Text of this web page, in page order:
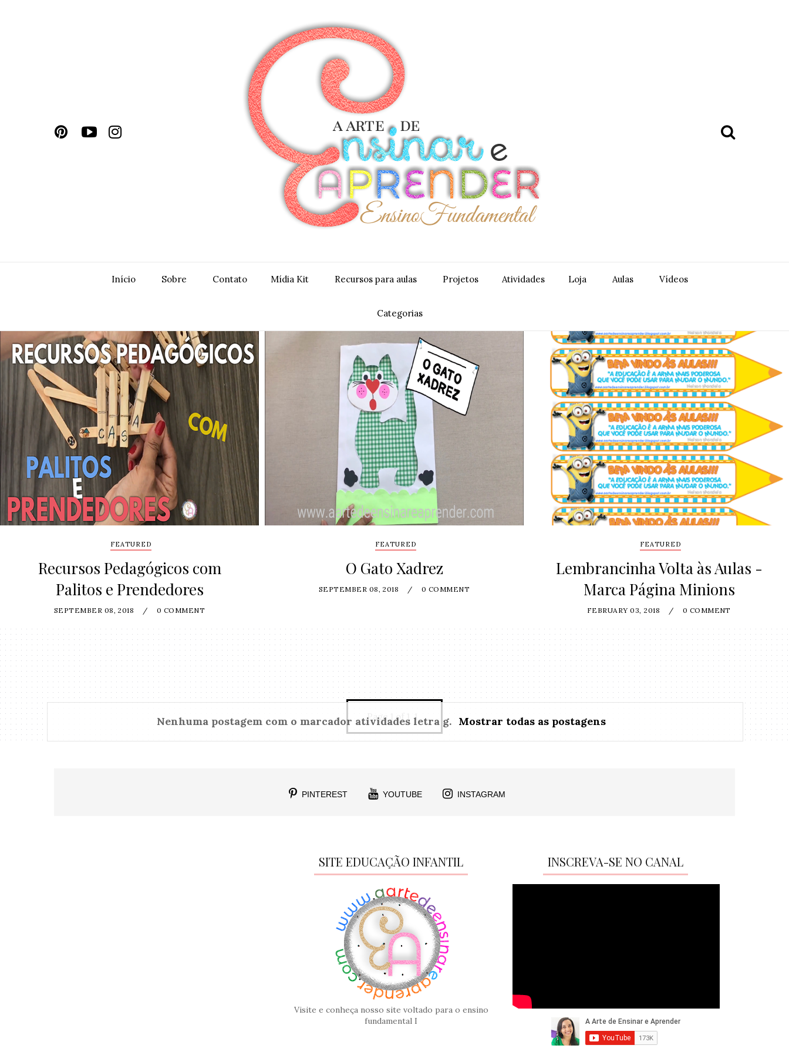
Início Sobre Contato Mídia Kit Recursos para aulas Projetos Atividades Loja Aulas Vídeos
Categorias
FEATURED
Recursos Pedagógicos com
Palitos e Prendedores
SEPTEMBER 08, 2018 / 0 COMMENT
FEATURED
O Gato Xadrez
SEPTEMBER 08, 2018 / 0 COMMENT
FEATURED
Lembrancinha Volta às Aulas -
Marca Página Minions
FEBRUARY 03, 2018 / 0 COMMENT
Nenhuma postagem com o marcador atividades letra g. Mostrar todas as postagens
Page 1 of 1 1
PINTEREST YOUTUBE INSTAGRAM
SITE EDUCAÇÃO INFANTIL
Visite e conheça nosso site voltado para o ensino
fundamental I
INSCREVA-SE NO CANAL